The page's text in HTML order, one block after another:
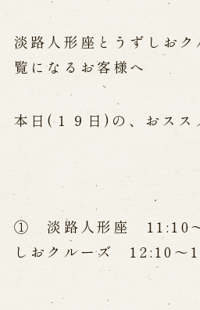
公演カレンダー
開催
近日開催の公演
海外旅行客向け特別公演
歴史
淡路島と国生み神話
淡路人形座とうずしお
覧になるお客様へ
本日(１９日)の、おスス
① 淡路人形座
しおクルーズ 12:10～